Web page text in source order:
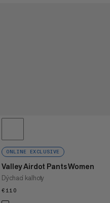
ONLINE EXCLUSIVE
Valley Airdot Pants Women
Dýchací kalhoty
€110